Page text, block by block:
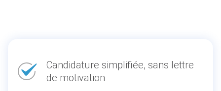
Candidature simplifiée, sans lettre
de motivation